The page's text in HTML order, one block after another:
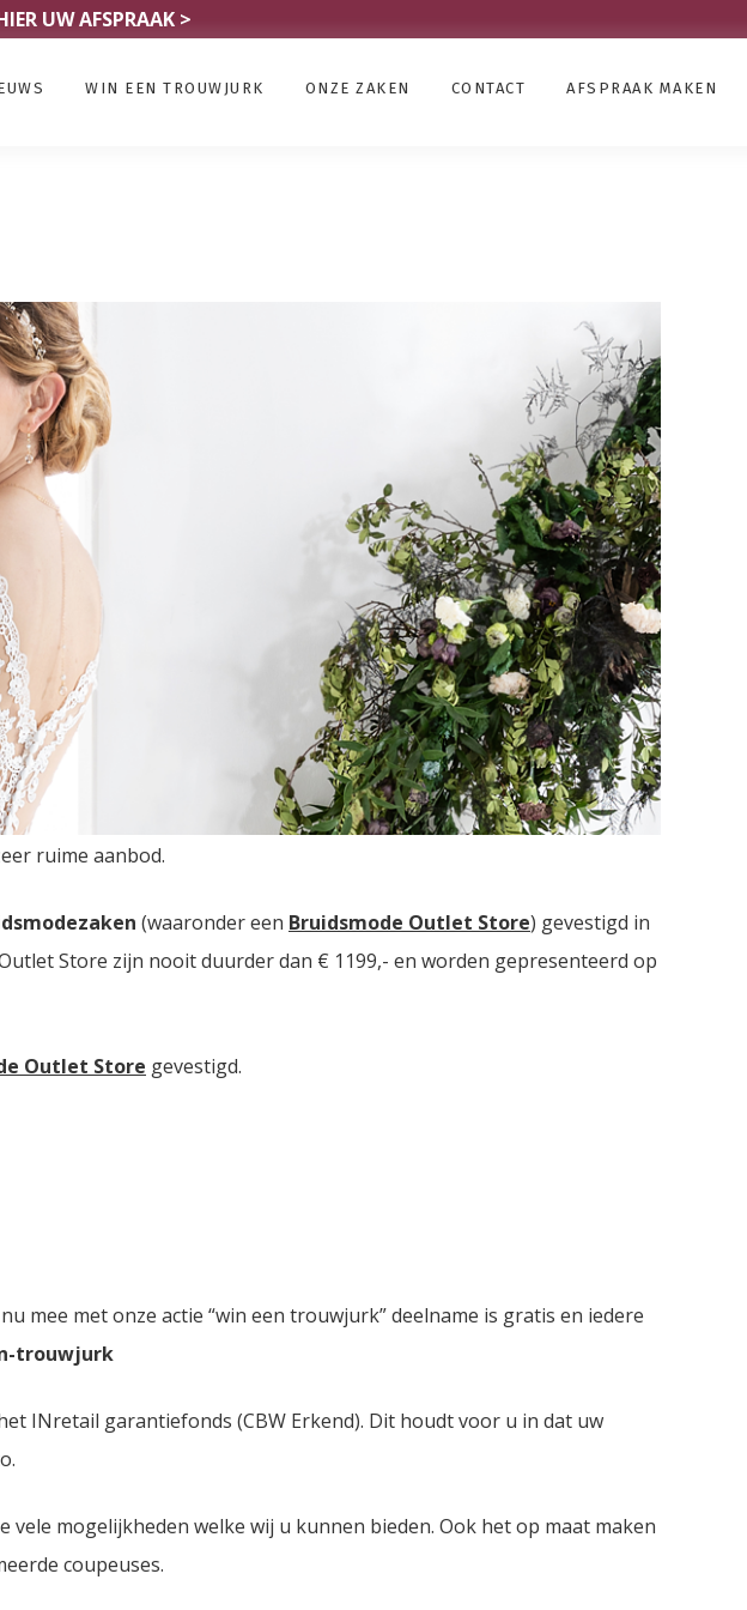
UW AFSPRAAK >
WIN EEN TROUWJURK ONZE ZAKEN CONTACT AFSPRAAK MAKEN
u in Eindhoven. Drie bruidsmodezaken met in totaal meer dan2000
ruime aanbod.
(waaronder een Bruidsmode Outlet Store) gevestigd in
Store zijn nooit duurder dan € 1199,- en worden gepresenteerd op
Outlet Store gevestigd.
mee met onze actie “win een trouwjurk” deelname is gratis en iedere
trouwjurk
INretail garantiefonds (CBW Erkend). Dit houdt voor u in dat uw
mogelijkheden welke wij u kunnen bieden. Ook het op maat maken
coupeuses.